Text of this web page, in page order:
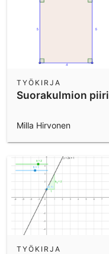
Suorakulmion piiri
TYÖKIRJA
Milla Hirvonen
TYÖKIRJA